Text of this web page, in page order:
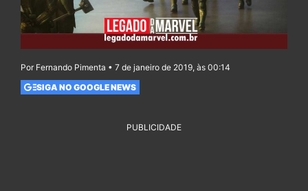
Por Fernando Pimenta • 7 de janeiro de 2019, às 00:14
SIGA NO GOOGLE NEWS
PUBLICIDADE